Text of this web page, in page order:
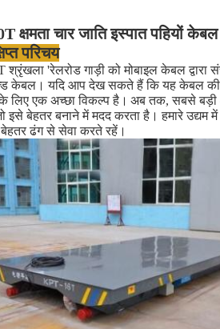
क्षमता चार जाति इस्पात पहियों
परिचय
श्रृंखला 'रेलरोड गाड़ी को मोबाइल केबल
केबल। यदि आप देख सकते हैं कि यह केबल की
लिए एक अच्छा विकल्प है। अब तक, सबसे बड़ी
इसे बेहतर बनाने में मदद करता है। हमारे उद्यम
ढंग से सेवा करते रहें।